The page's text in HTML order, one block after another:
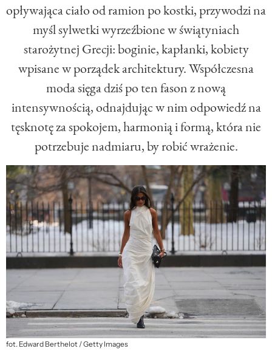
opływająca ciało od ramion po kostki, przywodzi na
myśl sylwetki wyrzeźbione w świątyniach
starożytnej Grecji: boginie, kapłanki, kobiety
wpisane w porządek architektury. Współczesna
moda sięga dziś po ten fason z nową
intensywnością, odnajdując w nim odpowiedź na
tęsknotę za spokojem, harmonią i formą, która nie
potrzebuje nadmiaru, by robić wrażenie.
fot. Edward Berthelot / Getty Images